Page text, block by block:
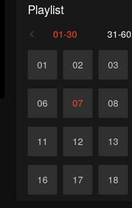
Playlist
01-30 31-60
01 02 03
06 07 08
11 12 13
16 17 18